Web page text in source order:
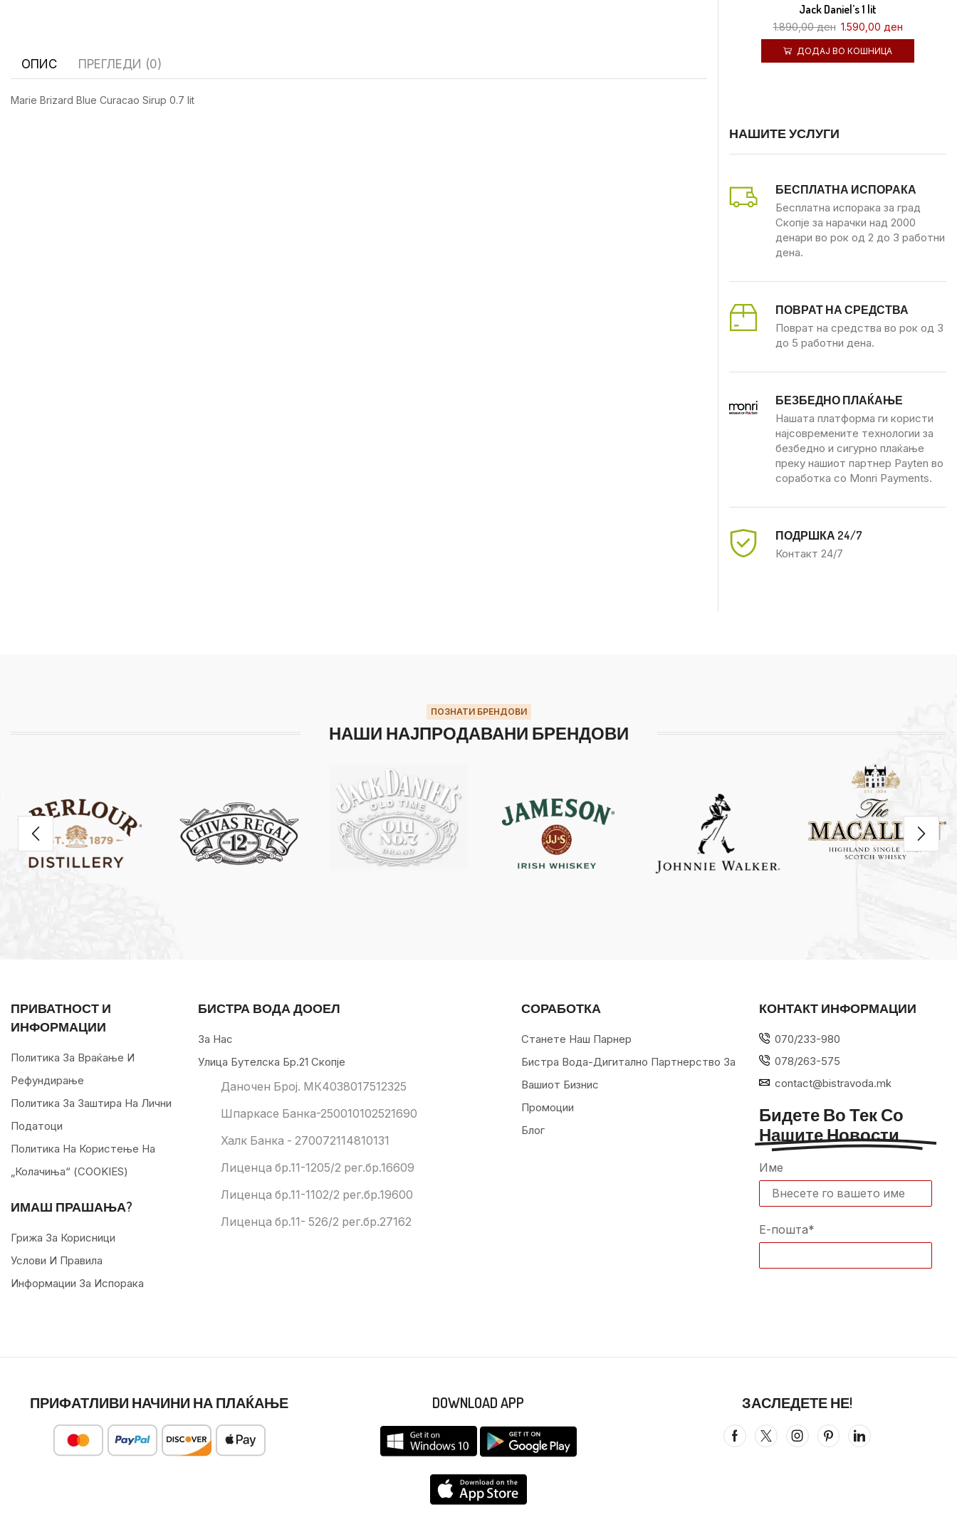
ОПИС ПРЕГЛЕДИ (0)
Marie Brizard Blue Curacao Sirup 0.7 lit
Jack Daniel’s 1 lit
1.890,00ден 1.590,00 ден
ДОДАЈ ВО КОШНИЦА
НАШИТЕ УСЛУГИ
БЕСПЛАТНА ИСПОРАКА
Бесплатна испорака за град
Скопје за нарачки над 2000
денари во рок од 2 до 3 работни
дена.
ПОВРАТ НА СРЕДСТВА
Поврат на средства во рок од 3
до 5 работни дена.
БЕЗБЕДНО ПЛАЌАЊЕ
Нашата платформа ги користи
најсовремените технологии за
безбедно и сигурно плаќање
преку нашиот партнер Payten во
соработка со Monri Payments.
ПОДРШКА 24/7
Контакт 24/7
ПОЗНАТИ БРЕНДОВИ
НАШИ НАЈПРОДАВАНИ БРЕНДОВИ
ПРИВАТНОСТ И
ИНФОРМАЦИИ
Политика За Враќање И
Рефундирање
Политика За Заштира На Лични
Податоци
Политика На Користење На
„колачиња“ (COOKIES)
ИМАШ ПРАШАЊА?
Грижа За Корисници
Услови И Правила
Информации За Испорака
БИСТРА ВОДА ДООЕЛ
За Нас
Улица Бутелска Бр.21 Скопје
Даночен Број. МК4038017512325
Шпаркасе Банка-250010102521690
Халк Банка - 270072114810131
Лиценца бр.11-1205/2 рег.бр.16609
Лиценца бр.11-1102/2 рег.бр.19600
Лиценца бр.11- 526/2 рег.бр.27162
СОРАБОТКА
Станете Наш Парнер
Бистра Вода-Дигитално Партнерство За
Вашиот Бизнис
Промоции
Блог
КОНТАКТ ИНФОРМАЦИИ
070/233-980
078/263-575
contact@bistravoda.mk
Бидете Во Тек Со
Нашите Новости
Име
Е-пошта*
ПРИФАТЛИВИ НАЧИНИ НА ПЛАЌАЊЕ DOWNLOAD APP ЗАСЛЕДЕТЕ НЕ!